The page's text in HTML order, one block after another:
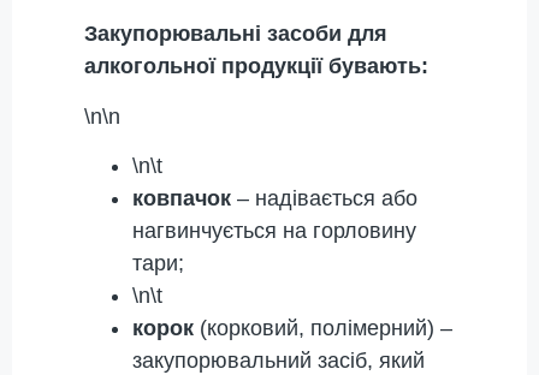
Закупорювальні засоби для
алкогольної продукції бувають:
\n\n
\n\t
ковпачок – надівається або
нагвинчується на горловину
тари;
\n\t
корок (корковий, полімерний) –
закупорювальний засіб, який